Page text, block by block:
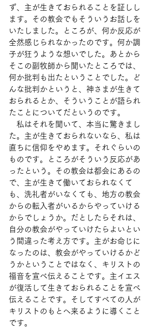
ず、主が生きておられることを証しし
ます。その教会でもそういうお話しを
いたしました。ところが、何か反応が
全然感じられなかったのです。何か調
子が狂うような想いでした。あとから
そこの副牧師から聞いたところでは、
何か批判も出たということでした。ど
んな批判かというと、神さまが生きて
おられるとか、そういうことが語られ
たことについてだというのです。
私はそれを聞いて、本当に驚きまし
た。主が生きておられないなら、私は
直ちに信仰をやめます。それぐらいの
ものです。ところがそういう反応があ
ったという。その教会は都会にあるの
で、主が生きて働いておられなくて
も、洗礼者がいなくても、地方の教会
からの転入者がいるからやっていける
からでしょうか。だとしたらそれは、
自分の教会がやっていけたらよいとい
う間違った考え方です。主がお命じに
なったのは、教会がやっていけるかど
うかということではなく、キリストの
福音を宣べ伝えることです。主イエス
が復活して生きておられることを宣べ
伝えることです。そしてすべての人が
キリストのもとへ来るように導くこと
です。